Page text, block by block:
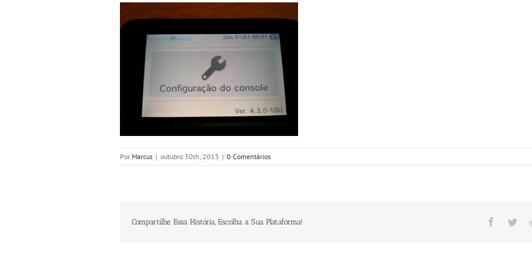
Por Marcus | outubro 30th, 2013 | 0 Comentários
Compartilhe Essa História, Escolha a Sua Plataforma! Facebook